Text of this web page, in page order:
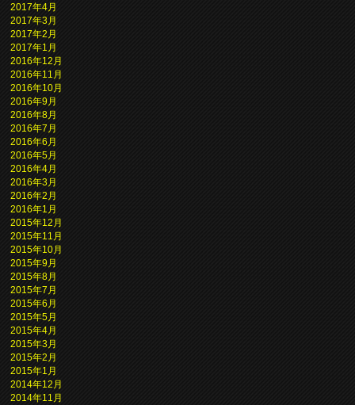
2017年4月
2017年3月
2017年2月
2017年1月
2016年12月
2016年11月
2016年10月
2016年9月
2016年8月
2016年7月
2016年6月
2016年5月
2016年4月
2016年3月
2016年2月
2016年1月
2015年12月
2015年11月
2015年10月
2015年9月
2015年8月
2015年7月
2015年6月
2015年5月
2015年4月
2015年3月
2015年2月
2015年1月
2014年12月
2014年11月